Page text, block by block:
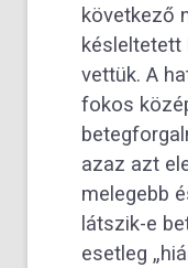
következő
késleltetett
vettük. A
fokos
azaz azt
melegebb
látszik-e
esetleg